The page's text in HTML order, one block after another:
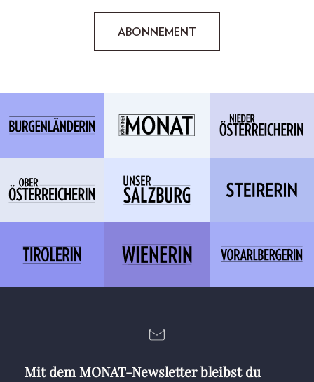
ABONNEMENT
Mit dem MONAT-Newsletter bleibst du